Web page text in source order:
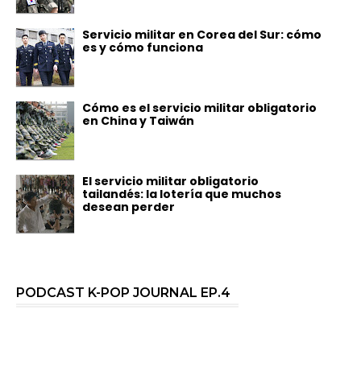
Servicio militar en Corea del Sur: cómo
es y cómo funciona
Cómo es el servicio militar obligatorio
en China y Taiwán
El servicio militar obligatorio
tailandés: la lotería que muchos
desean perder
PODCAST K-POP JOURNAL EP.4